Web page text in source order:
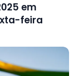
em
feira